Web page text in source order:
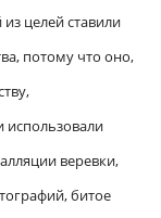
целей ставили
потому что оно,
использовали
веревки,
битое